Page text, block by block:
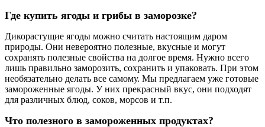
Где купить ягоды и грибы в заморозке?
Дикорастущие ягоды можно считать настоящим даром
природы. Они невероятно полезные, вкусные и могут
сохранять полезные свойства на долгое время. Нужно всего
лишь правильно заморозить, сохранить и упаковать. При этом
необязательно делать все самому. Мы предлагаем уже готовые
замороженные ягоды. У них прекрасный вкус, они подходят
для различных блюд, соков, морсов и т.п.
Что полезного в замороженных продуктах?